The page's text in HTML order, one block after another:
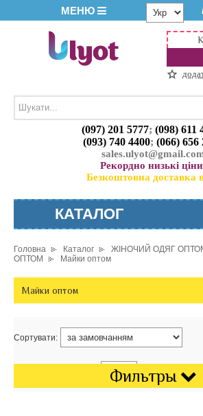
МЕНЮ
(097) 201 5777;(098) 611
(093) 740 4400;(066) 656
Рекордно низькі
Безкоштовна доставка
КАТАЛОГ
Головна Каталог ЖІНОЧИЙ ОДЯГ
ОПТОМ
Майки оптом
Фильтры
Майки оптом
Сортувати: